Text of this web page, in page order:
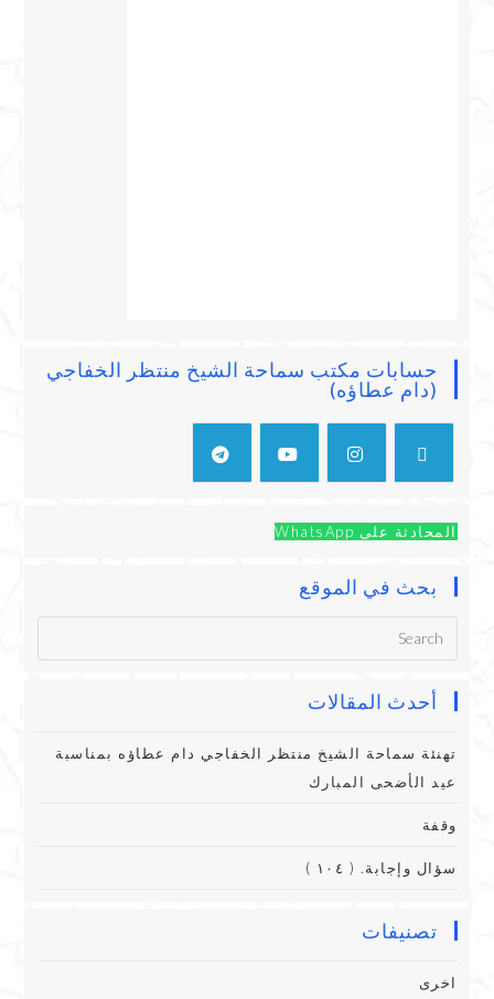
حسابات مكتب سماحة الشيخ منتظر الخفاجي
(دام عطاؤه)
المحادثة على WhatsApp
بحث في الموقع
أحدث المقالات
تهنئة سماحة الشيخ منتظر الخفاجي دام عطاؤه بمناسبة
عيد الأضحى المبارك
وقفة
سؤال وإجابة. ( ١٠٤ )
تصنيفات
اخرى